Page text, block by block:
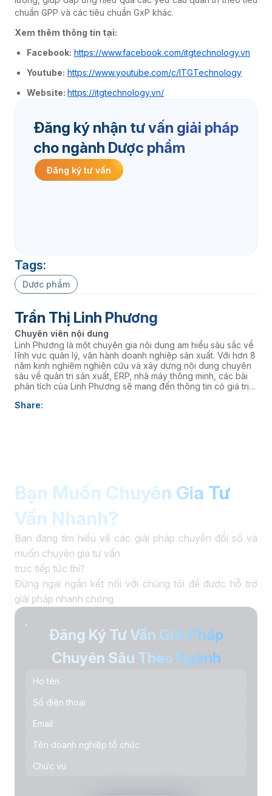
chuẩn GPP và các tiêu chuẩn GxP khác.
Xem thêm thông tin tại:
Facebook: https://www.facebook.com/itgtechnology.vn
Youtube: https://www.youtube.com/c/ITGTechnology
Website: https://itgtechnology.vn/
Đăng ký nhận tư vấn giải pháp
cho ngành Dược phẩm
Đăng ký tư vấn
Tags:
Dược phẩm
Trần Thị Linh Phương
Chuyên viên nội dung
Linh Phương là một chuyên gia nội dung am hiểu sâu sắc về
lĩnh vực quản lý, vận hành doanh nghiệp sản xuất. Với hơn 8
năm kinh nghiệm nghiên cứu và xây dựng nội dung chuyên
sâu về quản trị sản xuất, ERP, nhà máy thông minh, các bài
phân tích của Linh Phương sẽ mang đến thông tin có giá trị
thúc đẩy chuyển đổi số. âaaa
Share:
Bạn Muốn Chuyên Gia Tư
Vấn Nhanh?
Bạn đang tìm hiểu về các giải pháp chuyển đổi số và
muốn chuyên gia tư vấn
trực tiếp tức thì?
Đừng ngại ngần kết nối với chúng tôi để được hỗ trợ
giải pháp nhanh chóng
Đăng Ký Tư Vấn Giải Pháp
Chuyên Sâu Theo Ngành